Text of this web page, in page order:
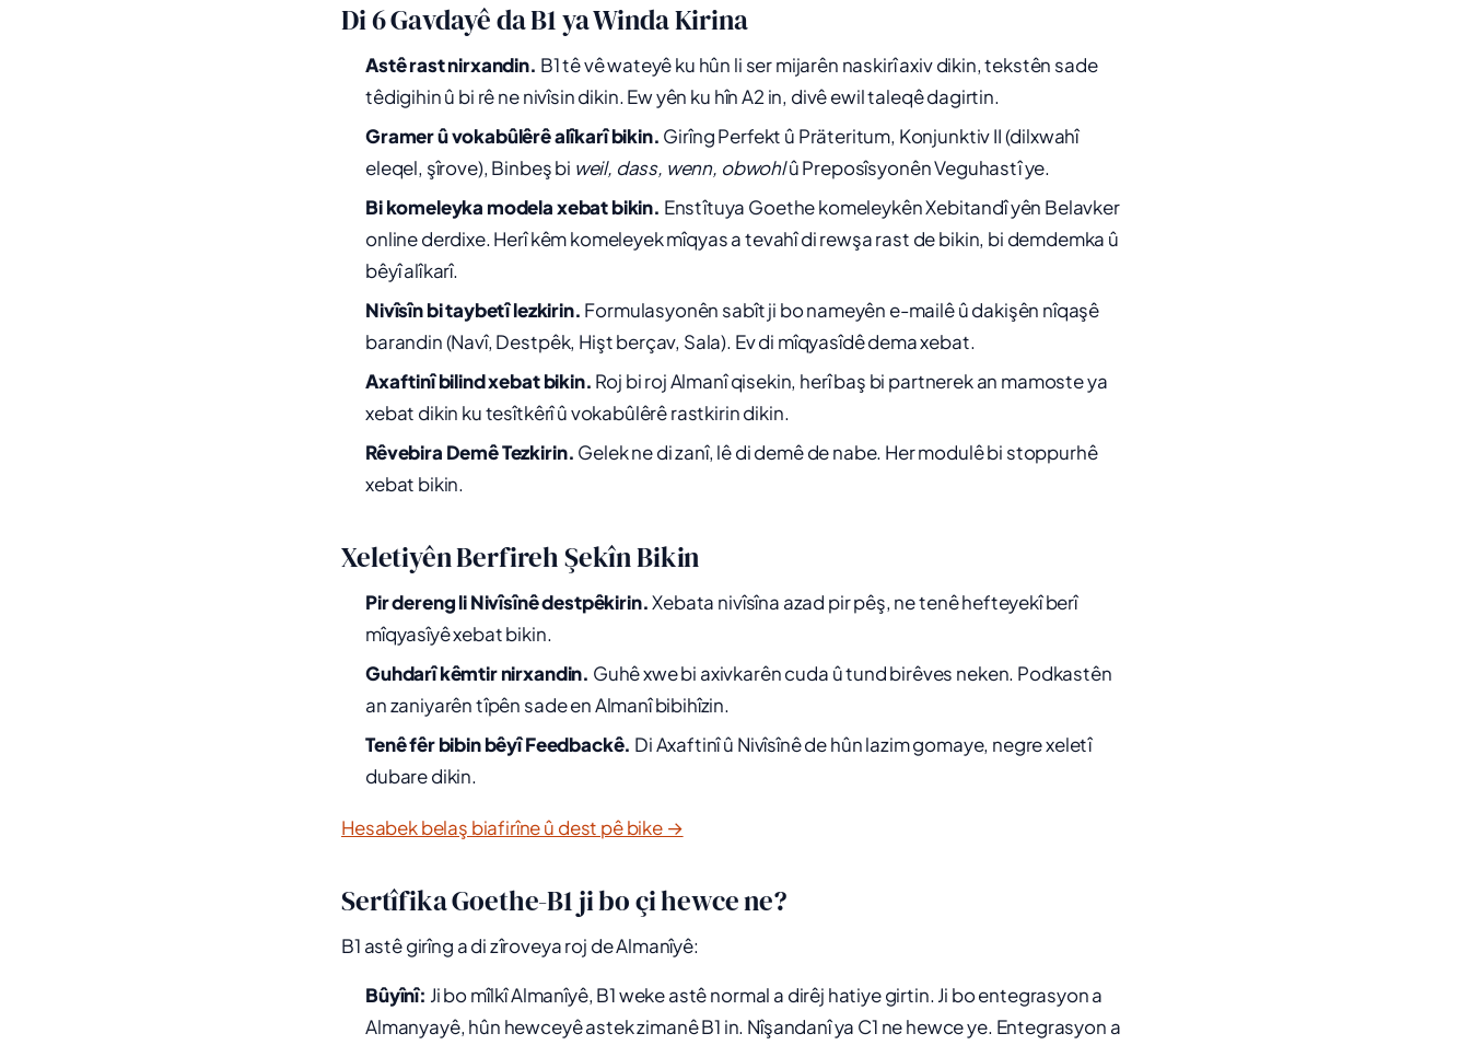
Di 6 Gavdayê da B1 ya Winda Kirina
Astê rast nirxandin. B1 tê vê wateyê ku hûn li ser mijarên naskirî axiv dikin, tekstên sade
têdigihin û bi rê ne nivîsin dikin. Ew yên ku hîn A2 in, divê ewil taleqê dagirtin.
Gramer û vokabûlêrê alîkarî bikin. Girîng Perfekt û Präteritum, Konjunktiv II (dilxwahî
eleqel, şîrove), Binbeş bi weil, dass, wenn, obwohlû Preposîsyonên Veguhastî ye.
Bi komeleyka modela xebat bikin. Enstîtuya Goethe komeleykên Xebitandî yên Belavker
online derdixe. Herî kêm komeleyek mîqyas a tevahî di rewşa rast de bikin, bi demdemka û
bêyî alîkarî.
Nivîsîn bi taybetî lezkirin. Formulasyonên sabît ji bo nameyên e-mailê û dakişên nîqaşê
barandin (Navî, Destpêk, Hişt berçav, Sala). Ev di mîqyasîdê dema xebat.
Axaftinî bilind xebat bikin. Roj bi roj Almanî qisekin, herî baş bi partnerek an mamoste ya
xebat dikin ku tesîtkêrî û vokabûlêrê rastkirin dikin.
Rêvebira Demê Tezkirin. Gelek ne di zanî, lê di demê de nabe. Her modulê bi stoppurhê
xebat bikin.
Xeletiyên Berfireh Şekîn Bikin
Pir dereng li Nivîsînê destpêkirin.Xebata nivîsîna azad pir pêş, ne tenê hefteyekî berî
mîqyasîyê xebat bikin.
Guhdarî kêmtir nirxandin. Guhê xwe bi axivkarên cuda û tund birêves neken. Podkastên
an zaniyarên tîpên sade en Almanî bibihîzin.
Tenê fêr bibin bêyî Feedbackê. Di Axaftinî û Nivîsînê de hûn lazim gomaye, negre xeletî
dubare dikin.
Hesabek belaş biafirîne û dest pê bike →
Sertîfika Goethe-B1 ji bo çi hewce ne?
B1 astê girîng a di zîroveya roj de Almanîyê:
Bûyînî: Ji bo mîlkî Almanîyê, B1 weke astê normal a dirêj hatiye girtin. Ji bo entegrasyon a
Almanyayê, hûn hewceyê astek zimanê B1 in. Nîşandanî ya C1 ne hewce ye. Entegrasyon a